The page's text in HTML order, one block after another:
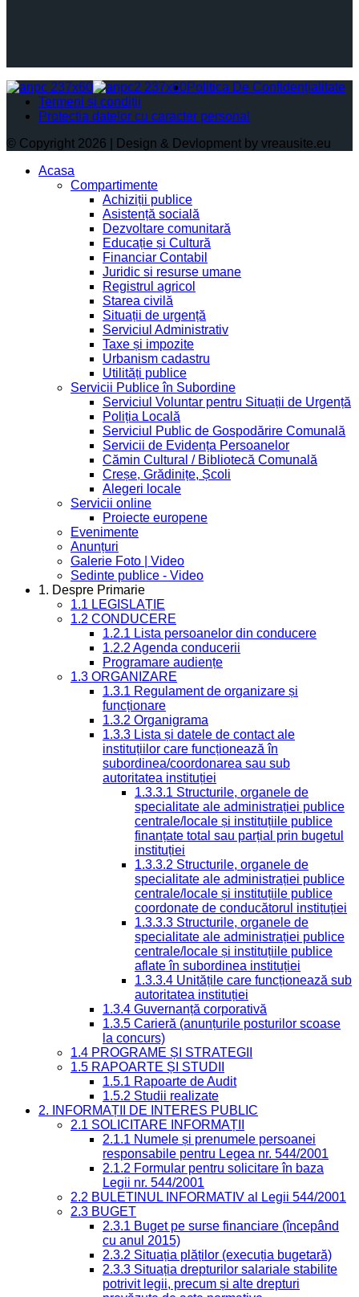
Politica De Confidențialitate
Termeni și condiții
Protectia datelor cu caracter personal
© Copyright 2026 | Design & Devlopment by vreausite.eu
Acasa
Compartimente
Achiziții publice
Asistență socială
Dezvoltare comunitară
Educație și Cultură
Financiar Contabil
Juridic si resurse umane
Registrul agricol
Starea civilă
Situații de urgență
Serviciul Administrativ
Taxe și impozite
Urbanism cadastru
Utilități publice
Servicii Publice în Subordine
Serviciul Voluntar pentru Situații de Urgență
Poliția Locală
Serviciul Public de Gospodărire Comunală
Servicii de Evidența Persoanelor
Cămin Cultural / Bibliotecă Comunală
Creșe, Grădinițe, Școli
Alegeri locale
Servicii online
Proiecte europene
Evenimente
Anunțuri
Galerie Foto | Video
Sedinte publice - Video
1. Despre Primarie
1.1 LEGISLAȚIE
1.2 CONDUCERE
1.2.1 Lista persoanelor din conducere
1.2.2 Agenda conducerii
Programare audiențe
1.3 ORGANIZARE
1.3.1 Regulament de organizare și
funcționare
1.3.2 Organigrama
1.3.3 Lista și datele de contact ale
instituțiilor care funcționează în
subordinea/coordonarea sau sub
autoritatea instituției
1.3.3.1 Structurile, organele de
specialitate ale administrației publice
centrale/locale și instituțiile publice
finanțate total sau parțial prin bugetul
instituției
1.3.3.2 Structurile, organele de
specialitate ale administrației publice
centrale/locale și instituțiile publice
coordonate de conducătorul instituției
1.3.3.3 Structurile, organele de
specialitate ale administrației publice
centrale/locale și instituțiile publice
aflate în subordinea instituției
1.3.3.4 Unitățile care funcționează sub
autoritatea instituției
1.3.4 Guvernanță corporativă
1.3.5 Carieră (anunțurile posturilor scoase
la concurs)
1.4 PROGRAME ȘI STRATEGII
1.5 RAPOARTE ȘI STUDII
1.5.1 Rapoarte de Audit
1.5.2 Studii realizate
2. INFORMAȚII DE INTERES PUBLIC
2.1 SOLICITARE INFORMAȚII
2.1.1 Numele și prenumele persoanei
responsabile pentru Legea nr. 544/2001
2.1.2 Formular pentru solicitare în baza
Legii nr. 544/2001
2.2 BULETINUL INFORMATIV al Legii 544/2001
2.3 BUGET
2.3.1 Buget pe surse financiare (începând
cu anul 2015)
2.3.2 Situația plăților (execuția bugetară)
2.3.3 Situația drepturilor salariale stabilite
potrivit legii, precum și alte drepturi